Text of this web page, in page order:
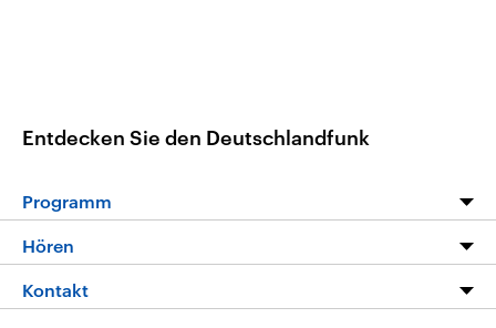
Entdecken Sie den Deutschlandfunk
Programm
Programm
Die Nachrichten
Hören
Livestream
Kontakt